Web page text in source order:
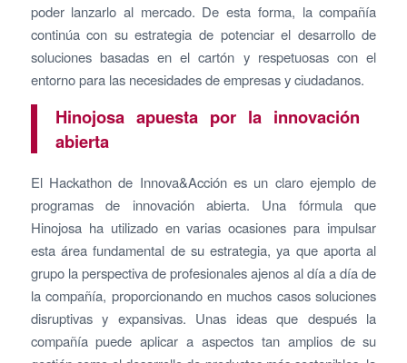
poder lanzarlo al mercado. De esta forma, la compañía
continúa con su estrategia de potenciar el desarrollo de
soluciones basadas en el cartón y respetuosas con el
entorno para las necesidades de empresas y ciudadanos.
Hinojosa apuesta por la innovación
abierta
El Hackathon de Innova&Acción es un claro ejemplo de
programas de innovación abierta. Una fórmula que
Hinojosa ha utilizado en varias ocasiones para impulsar
esta área fundamental de su estrategia, ya que aporta al
grupo la perspectiva de profesionales ajenos al día a día de
la compañía, proporcionando en muchos casos soluciones
disruptivas y expansivas. Unas ideas que después la
compañía puede aplicar a aspectos tan amplios de su